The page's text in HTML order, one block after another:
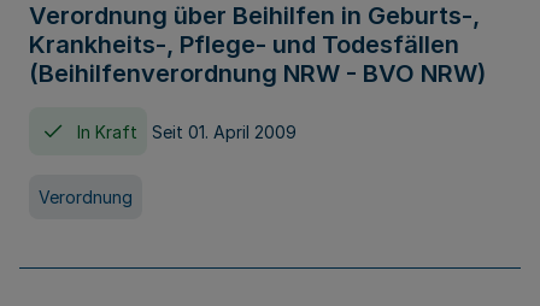
Verordnung über Beihilfen in Geburts-,
Krankheits-, Pflege- und Todesfällen
(Beihilfenverordnung NRW - BVO NRW)
In Kraft Seit 01. April 2009
Verordnung